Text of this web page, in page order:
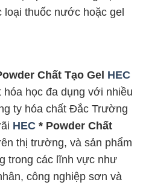
loại thuốc nước hoặc gel
Chất Tạo Gel HEC
hóa học đa dụng với nhiều
ty hóa chất Đắc Trường
HEC * Powder Chất
thị trường, và sản phẩm
trong các lĩnh vực như
công nghiệp sơn và